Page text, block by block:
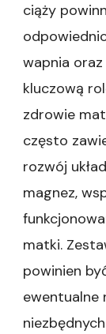
ciąży
wapnia
kluczową
zdrowie
często
rozwój
magnez,
matki.
powinien
ewentualne